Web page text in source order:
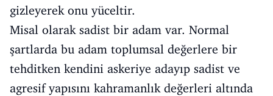
gizleyerek onu yüceltir.
Misal olarak sadist bir adam var. Normal
şartlarda bu adam toplumsal değerlere bir
tehditken kendini askeriye adayıp sadist ve
agresif yapısını kahramanlık değerleri altında